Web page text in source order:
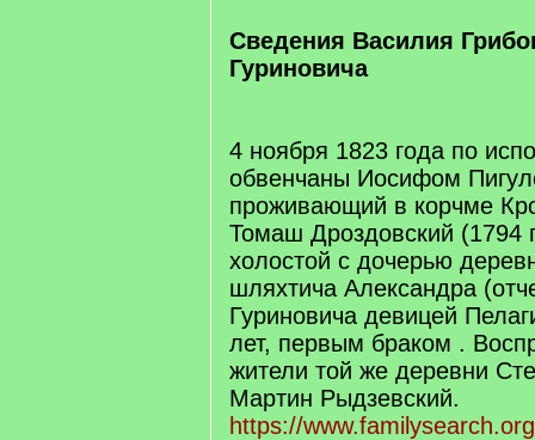
Сведения Василия
Гуриновича
4 ноября 1823 года по
обвенчаны Иосифом
проживающий в корчме
Томаш Дроздовский (1794
холостой с дочерью
шляхтича Александра
Гуриновича девицей
лет, первым браком .
жители той же деревни
Мартин Рыдзевский.
https://